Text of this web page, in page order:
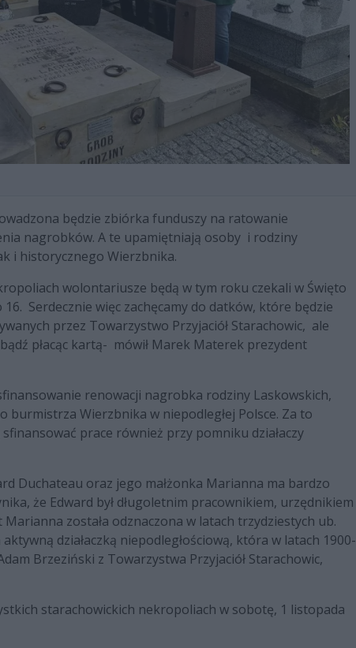
będzie zbiórka funduszy na ratowanie
nagrobków. A te upamiętniają osoby i rodziny
i historycznego Wierzbnika.
wolontariusze będą w tym roku czekali w Święto
16. Serdecznie więc zachęcamy do datków, które będzie
przez Towarzystwo Przyjaciół Starachowic, ale
płacąc kartą- mówił Marek Materek prezydent
renowacji nagrobka rodziny Laskowskich,
burmistrza Wierzbnika w niepodległej Polsce. Za to
prace również przy pomniku działaczy
Duchateau oraz jego małżonka Marianna ma bardzo
że Edward był długoletnim pracownikiem, urzędnikiem
Marianna została odznaczona w latach trzydziestych ub.
aktywną działaczką niepodległościową, która w latach 1900-
Brzeziński z Towarzystwa Przyjaciół Starachowic,
starachowickich nekropoliach w sobotę, 1 listopada